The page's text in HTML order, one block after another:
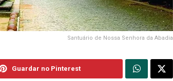
Santuário de Nossa Senhora da Abadia
Guardar no Pinterest